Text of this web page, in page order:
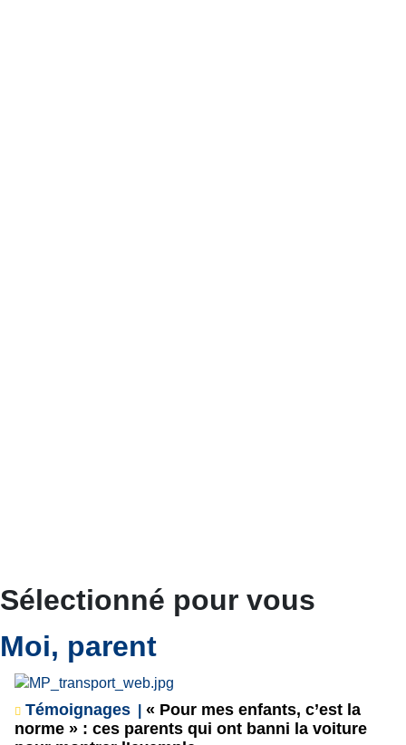
Sélectionné pour vous
Moi, parent
Témoignages
« Pour mes enfants, c’est la
norme » : ces parents qui ont banni la voiture